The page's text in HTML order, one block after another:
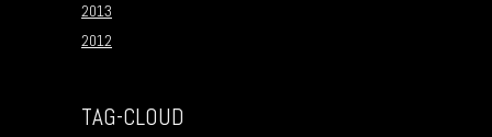
2013
2012
TAG-CLOUD